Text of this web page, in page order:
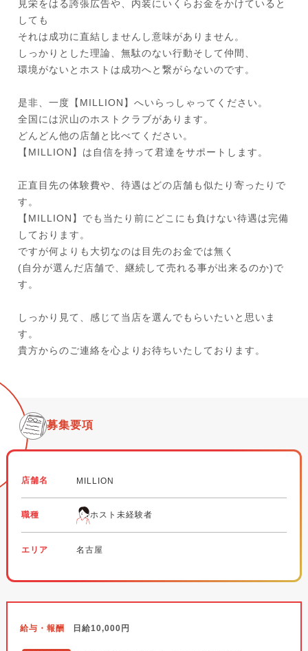
見栄をはる誇張広告や、内装にいくらお金をかけていると
しても
それは成功に直結しませんし意味がありません。
しっかりとした理論、無駄のない行動そして仲間、
環境がないとホストは成功へと繋がらないのです。
是非、一度【MILLION】へいらっしゃってください。
全国には沢山のホストクラブがあります。
どんどん他の店舗と比べてください。
【MILLION】は自信を持って君達をサポートします。
正直目先の体験費や、待遇はどの店舗も似たり寄ったりで
す。
【MILLION】でも当たり前にどこにも負けない待遇は完備
しております。
ですが何よりも大切なのは目先のお金では無く
(自分が選んだ店舗で、継続して売れる事が出来るのか)で
す。
しっかり見て、感じて当店を選んでもらいたいと思いま
す。
貴方からのご連絡を心よりお待ちいたしております。
募集要項
店舗名 MILLION
職種 ホスト未経験者
エリア 名古屋
給与・報酬 日給10,000円